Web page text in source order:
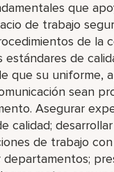
que
de trabajo
de la
estándares de
que su uniforme,
sean
Asegurar
calidad;
de trabajo
departamentos;